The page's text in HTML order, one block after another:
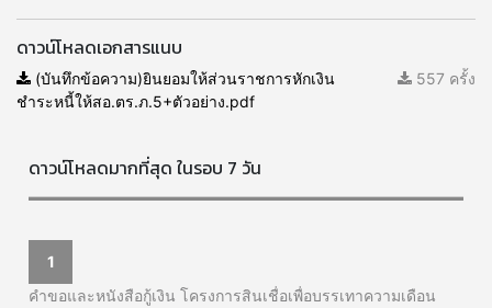
ดาวน์โหลดเอกสารแนบ
(บันทึกข้อความ)ยินยอมให้ส่วนราชการหักเงิน
ชำระหนี้ให้สอ.ตร.ภ.5+ตัวอย่าง.pdf
557 ครั้ง
ดาวน์โหลดมากที่สุด ในรอบ 7 วัน
1
คำขอและหนังสือกู้เงิน โครงการสินเชื่อเพื่อบรรเทาความเดือน